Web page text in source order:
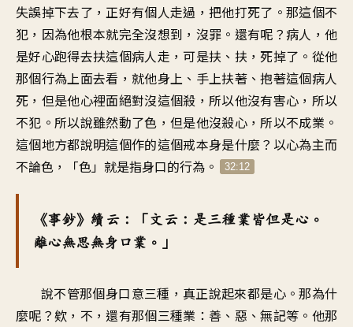
失誤掉下去了，正好有個人走過，把他打死了。那這個不
犯，因為他根本就完全沒想到，沒罪。還有呢？病人，他
是好心跑得去扶這個病人走，可是扶、扶，死掉了。從他
那個行為上面去看，就他身上、手上扶著、抱著這個病人
死，但是他心裡面絕對沒這個殺，所以他沒有害心，所以
不犯。所以說雖然動了色，但是他沒殺心，所以不成業。
這個地方都說明這個作的這個戒本身是什麼？以心為主而
不論色，「色」就是指身口的行為。
32:12
《事鈔》續云：「文云：是三種業皆但是心。
離心無思無身口業。」
說不管那個身口意三種，真正說起來都是心。那為什
麼呢？欸，不，還有那個三種業：善、惡、無記等。他那